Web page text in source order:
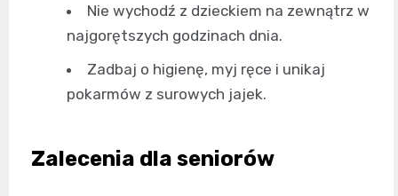
Nie wychodź z dzieckiem na zewnątrz w
najgorętszych godzinach dnia.
Zadbaj o higienę, myj ręce i unikaj
pokarmów z surowych jajek.
Zalecenia dla seniorów